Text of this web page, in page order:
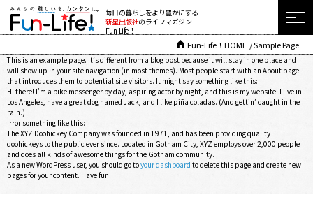
毎日の暮らしをより豊かにする
新星出版社のライフマガジン
Fun-Life！
Fun-Life！HOME Sample Page
This is an example page. It’s different from a blog post because it will stay in one place and
will show up in your site navigation (in most themes). Most people start with an About page
that introduces them to potential site visitors. It might say something like this:
Hi there! I’m a bike messenger by day, aspiring actor by night, and this is my website. I live in
Los Angeles, have a great dog named Jack, and I like piña coladas. (And gettin’ caught in the
rain.)
…or something like this:
The XYZ Doohickey Company was founded in 1971, and has been providing quality
doohickeys to the public ever since. Located in Gotham City, XYZ employs over 2,000 people
and does all kinds of awesome things for the Gotham community.
As a new WordPress user, you should go toyour dashboard to delete this page and create new
pages for your content. Have fun!